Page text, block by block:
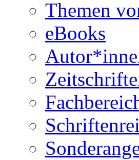
Themen
eBooks